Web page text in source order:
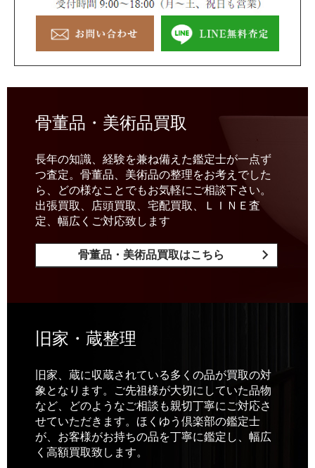
骨董品・美術品買取
長年の知識、経験を兼ね備えた鑑定士が一点ず
つ査定。骨董品、美術品の整理をお考えでした
ら、どの様なことでもお気軽にご相談下さい。
出張買取、店頭買取、宅配買取、ＬＩＮＥ査
定、幅広くご対応致します
骨董品・美術品買取はこちら
旧家・蔵整理
旧家、蔵に収蔵されている多くの品が買取の対
象となります。ご先祖様が大切にしていた品物
など、どのようなご相談も親切丁寧にご対応さ
せていただきます。ほくゆう倶楽部の鑑定士
が、お客様がお持ちの品を丁寧に鑑定し、幅広
く高額買取致します。